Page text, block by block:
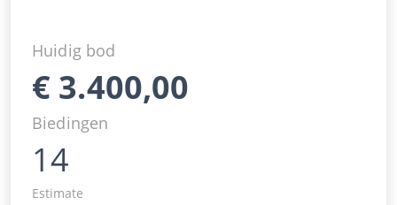
Huidig bod
€ 3.400,00
Biedingen
14
Estimate